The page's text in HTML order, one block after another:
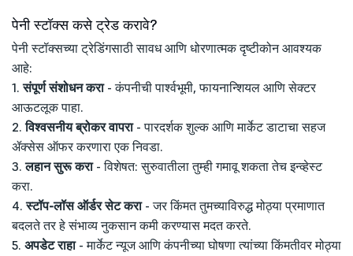
पेनी स्टॉक्स कसे ट्रेड करावे?
पेनी स्टॉक्सच्या ट्रेडिंगसाठी सावध आणि धोरणात्मक दृष्टीकोन आवश्यक
आहे:
1.संपूर्ण संशोधन करा- कंपनीची पार्श्वभूमी, फायनान्शियल आणि सेक्टर
आऊटलूक पाहा.
2.विश्वसनीय ब्रोकर वापरा- पारदर्शक शुल्क आणि मार्केट डाटाचा सहज
ॲक्सेस ऑफर करणारा एक निवडा.
3.लहान सुरू करा- विशेषत: सुरुवातीला तुम्ही गमावू शकता तेच इन्व्हेस्ट
करा.
4.स्टॉप-लॉस ऑर्डर सेट करा- जर किंमत तुमच्याविरुद्ध मोठ्या प्रमाणात
बदलते तर हे संभाव्य नुकसान कमी करण्यास मदत करते.
5. अपडेट राहा- मार्केट न्यूज आणि कंपनीच्या घोषणा त्यांच्या किंमतीवर मोठ्या